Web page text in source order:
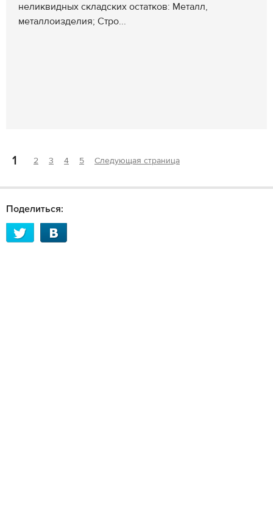
неликвидных складских остатков: Металл,
металлоизделия; Стро...
1 2 3 4 5 Следующая страница
Поделиться: